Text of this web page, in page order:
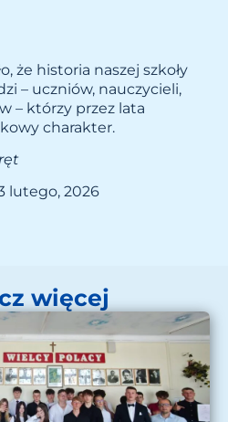
że historia naszej szkoły
– uczniów, nauczycieli,
– którzy przez lata
charakter.
lutego, 2026
więcej